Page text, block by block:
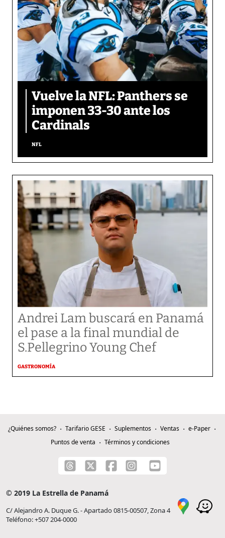
Vuelve la NFL: Panthers se
imponen 33-30 ante los
Cardinals
NFL
Andrei Lam buscará en Panamá
el pase a la final mundial de
S.Pellegrino Young Chef
GASTRONOMÍA
¿Quiénes somos? Tarifario GESE Suplementos Ventas
e-Paper
Puntos de venta
Términos y condiciones
© 2019 La Estrella de Panamá
C/ Alejandro A. Duque G. - Apartado 0815-00507, Zona 4
Teléfono: +507 204-0000